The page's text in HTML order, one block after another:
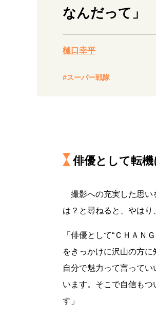
なんだって」
樋口幸平
#スーパー戦隊
俳優として転
撮影への充実した思い
は？と尋ねると、やはり
「俳優として“ＣＨＡＮ
をきっかけに沢山の方
自分で魅力って言って
います。そこで自信も
す」